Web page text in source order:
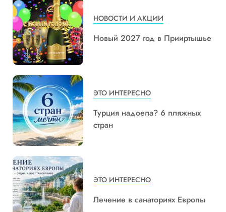
НОВОСТИ И АКЦИИ
Новый 2027 год в Прииртышье
ЭТО ИНТЕРЕСНО
Турция надоела? 6 пляжных
стран
ЭТО ИНТЕРЕСНО
Лечение в санаториях Европы